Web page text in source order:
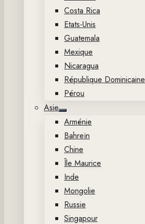
Costa Rica
Etats-Unis
Guatemala
Mexique
Nicaragua
République Dominicaine
Pérou
Asie
Show
sub
menu
Arménie
Bahreïn
Chine
Île Maurice
Inde
Mongolie
Russie
Singapour